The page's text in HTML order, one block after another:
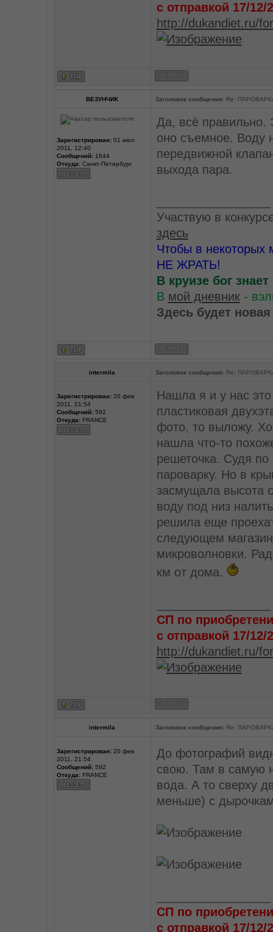
с отправкой 17/12/
http://dukandiet.ru/
ВЕЗУНЧИК Заголовок сообщения:Re:
Зарегистрирован:01 июл
2011, 12:40
Сообщений:1644
Откуда:Санкт-Петербург
Да, всё правильно.
оно съемное. Воду
передвижной
выхода пара.
Участвую в
здесь
Чтобы в некоторых
НЕ ЖРАТЬ!
В круизе бог
В мой дневник-
Здесь будет
intermila Заголовок сообщения: Re:
Зарегистрирован:20 фев
2011, 21:54
Сообщений:592
Откуда:FRANCE
Нашла я и у нас это
пластиковая
фото, то выложу.
нашла что-то
решеточка. Судя по
пароварку. Но в
засмущала высота
воду под низ
решила еще
следующем
микроволновки.
км от дома.
СП по
с отправкой 17/12/
http://dukandiet.ru/
intermila Заголовок сообщения:Re:
Зарегистрирован:20 фев
2011, 21:54
Сообщений:592
Откуда:FRANCE
До фотографий
свою. Там в самую
вода. А то сверху
меньше) с
СП по
с отправкой 17/12/